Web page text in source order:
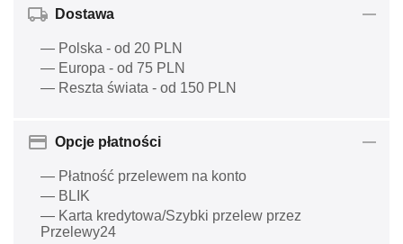
Dostawa
— Polska - od 20 PLN
— Europa - od 75 PLN
— Reszta świata - od 150 PLN
Opcje płatności
— Płatność przelewem na konto
— BLIK
— Karta kredytowa/Szybki przelew przez
Przelewy24